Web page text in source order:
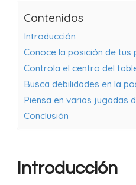
Contenidos
Introducción
Conoce la posición de tus
Controla el centro del
Busca debilidades en la
Piensa en varias jugadas
Conclusión
Introducción